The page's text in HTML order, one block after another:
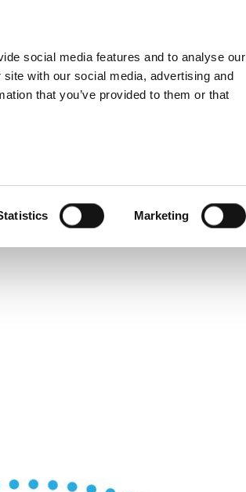
social media features and to analyse our
with our social media, advertising and
that you’ve provided to them or that
Marketing
AZIENDA CASI DI SUCCESSO